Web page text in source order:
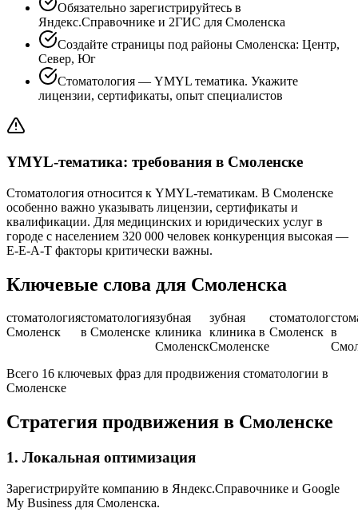
Обязательно зарегистрируйтесь в
Яндекс.Справочнике и 2ГИС для Смоленска
Создайте страницы под районы Смоленска: Центр,
Север, Юг
Стоматология — YMYL тематика. Укажите
лицензии, сертификаты, опыт специалистов
YMYL-тематика: требования в Смоленске
Стоматология относится к YMYL-тематикам. В Смоленске
особенно важно указывать лицензии, сертификаты и
квалификации. Для медицинских и юридических услуг в
городе с населением 320 000 человек конкуренция высокая —
E-E-A-T факторы критически важны.
Ключевые слова для Смоленска
стоматология
Смоленск
стоматология
в Смоленске
зубная
клиника
Смоленск
зубная
клиника в
Смоленске
стоматолог
Смоленск в
Всего 16 ключевых фраз для продвижения стоматологии в
Смоленске
Стратегия продвижения в Смоленске
1. Локальная оптимизация
Зарегистрируйте компанию в Яндекс.Справочнике и Google
My Business для Смоленска.